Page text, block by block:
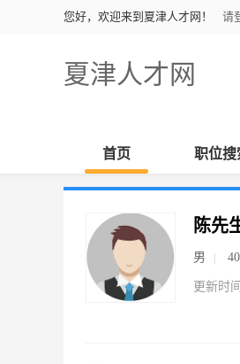
您好，欢迎来到夏津人才网！ 请
夏津人才网
首页 职位搜
陈先
男 40
更新时